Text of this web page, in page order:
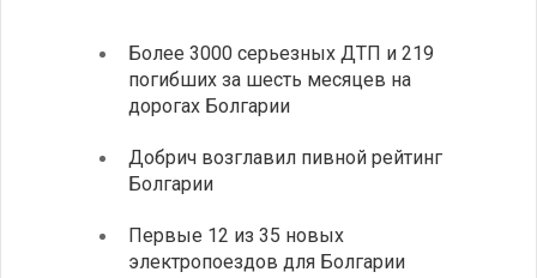
Более 3000 серьезных ДТП и 219
погибших за шесть месяцев на
дорогах Болгарии
Добрич возглавил пивной рейтинг
Болгарии
Первые 12 из 35 новых
электропоездов для Болгарии